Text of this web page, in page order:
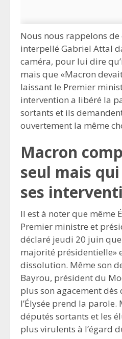
Nous nous rappelons
interpellé Gabriel Attal
caméra, pour lui dire
mais que «Macron
laissant le Premier
intervention a libéré la
sortants et ils
ouvertement la même
Macron
seul mais
ses
Il est à noter que même
Premier ministre et
déclaré jeudi 20 juin
majorité présidentielle»
dissolution. Même son
Bayrou, président du
plus son agacement
l’Élysée prend la parole.
députés sortants et les
plus virulents à l’égard